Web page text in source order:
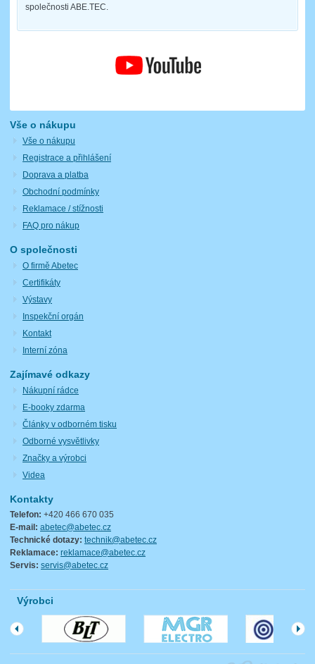
společnosti ABE.TEC.
Vše o nákupu
Vše o nákupu
Registrace a přihlášení
Doprava a platba
Obchodní podmínky
Reklamace / stížnosti
FAQ pro nákup
O společnosti
O firmě Abetec
Certifikáty
Výstavy
Inspekční orgán
Kontakt
Interní zóna
Zajímavé odkazy
Nákupní rádce
E-booky zdarma
Články v odborném tisku
Odborné vysvětlivky
Značky a výrobci
Videa
Kontakty
Telefon: +420 466 670 035
E-mail: abetec@abetec.cz
Technické dotazy: technik@abetec.cz
Reklamace: reklamace@abetec.cz
Servis: servis@abetec.cz
Výrobci